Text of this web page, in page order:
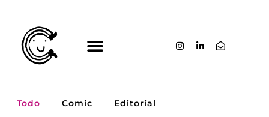
contenido
Todo Comic Editorial